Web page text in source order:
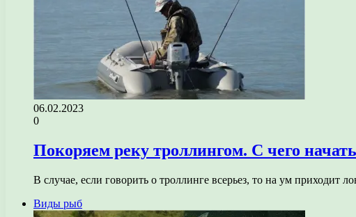
06.02.2023
0
Покоряем реку троллингом. С чего
В случае, если говорить о троллинге всерьез, то на ум
Виды рыб